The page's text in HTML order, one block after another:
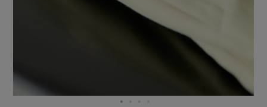
カットソー・Tシャツ
サンダル
すべてのバッグ・財布
ファッション小物